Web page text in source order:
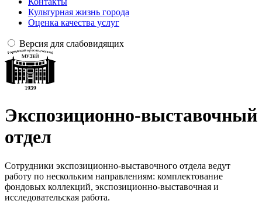
Культурная жизнь города
Оценка качества услуг
Версия для слабовидящих
Экспозиционно-выставочный
отдел
Сотрудники экспозиционно-выставочного отдела ведут
работу по нескольким направлениям: комплектование
фондовых коллекций, экспозиционно-выставочная и
исследовательская работа.